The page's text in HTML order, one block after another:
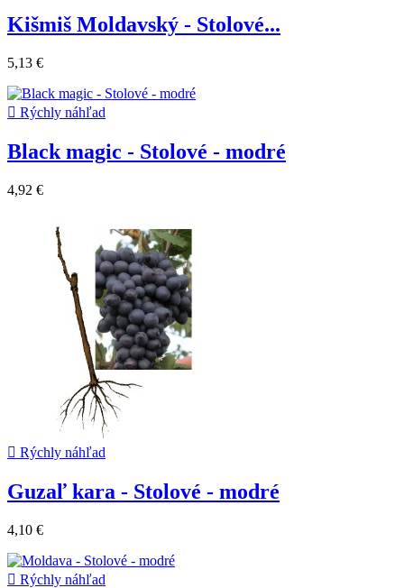
Kišmiš Moldavský - Stolové...
5,13 €
 Rýchly náhľad
Black magic - Stolové - modré
4,92 €
 Rýchly náhľad
Guzaľ kara - Stolové - modré
4,10 €
 Rýchly náhľad